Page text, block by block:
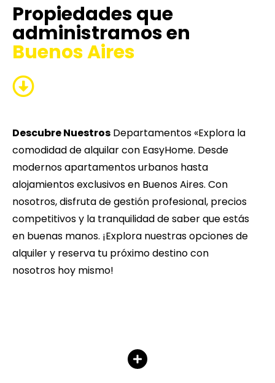
Propiedades que
administramos en
Buenos Aires
Descubre Nuestros Departamentos «Explora la
comodidad de alquilar con EasyHome. Desde
modernos apartamentos urbanos hasta
alojamientos exclusivos en Buenos Aires. Con
nosotros, disfruta de gestión profesional, precios
competitivos y la tranquilidad de saber que estás
en buenas manos. ¡Explora nuestras opciones de
alquiler y reserva tu próximo destino con
nosotros hoy mismo!